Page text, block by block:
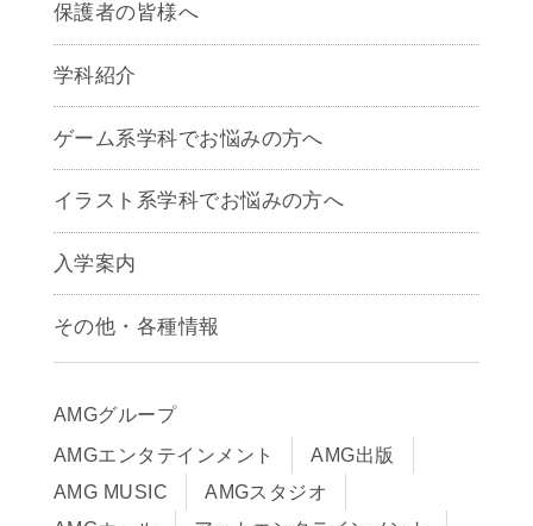
保護者の皆様へ
学科紹介
ゲームクリエイター学科
CG学科
アニメーション学科
声優学科
ゲーム系学科でお悩みの方へ
イラスト系学科でお悩みの方へ
入学案内
募集要項
早期出願制度・AOエントリー
入学までの流れ
学費サポート・各種制度
学費について
その他・各種情報
アクセス
サイトポリシー
在校生・保護者の方へ
卒業生の皆様へ
AMGグループ
AMGエンタテインメント
AMG出版
AMG MUSIC
AMGスタジオ